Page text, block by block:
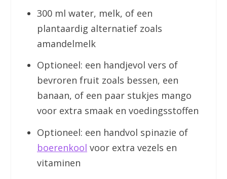
300 ml water, melk, of een
plantaardig alternatief zoals
amandelmelk
Optioneel: een handjevol vers of
bevroren fruit zoals bessen, een
banaan, of een paar stukjes mango
voor extra smaak en voedingsstoffen
Optioneel: een handvol spinazie of
boerenkool voor extra vezels en
vitaminen